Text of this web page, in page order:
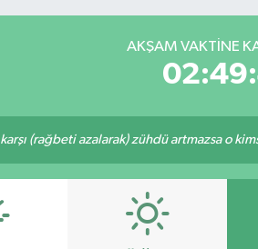
AKŞAM VAKTINE
(rağbeti azalarak) zühdü artmazsa o